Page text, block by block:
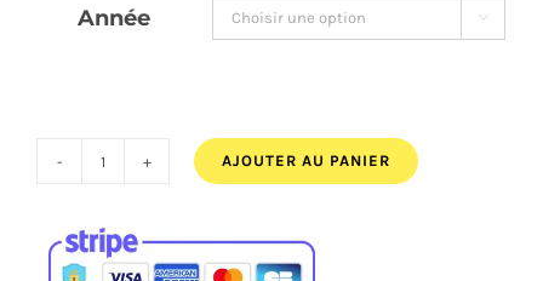
Année 
quantité
BULLE
AJOUTER AU PANIER